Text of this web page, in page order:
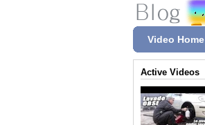
Video Home
Active Videos